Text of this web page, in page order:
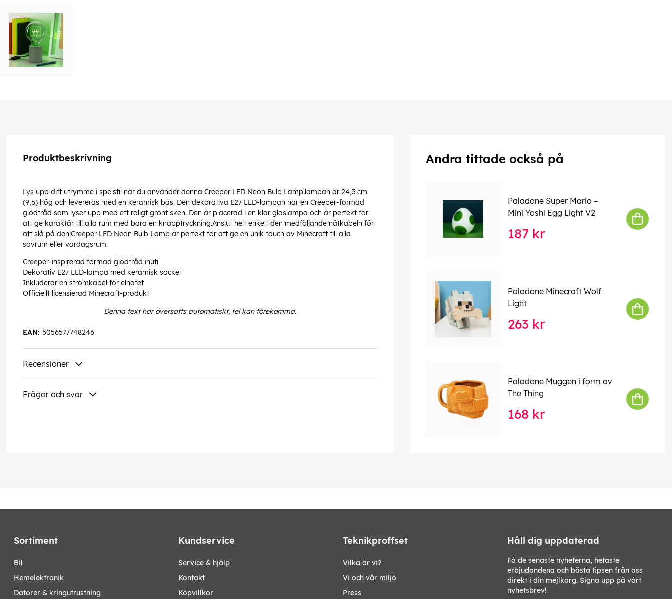
Produktbeskrivning
Lys upp ditt utrymme i spelstil när du använder denna Creeper LED Neon Bulb Lamp.lampan är 24,3 cm
(9,6) hög och levereras med en keramisk bas. Den dekorativa E27 LED-lampan har en Creeper-formad
glödtråd som lyser upp med ett roligt grönt sken. Den är placerad i en klar glaslampa och är perfekt för
att ge karaktär till alla rum med bara en knapptryckning.Anslut helt enkelt den medföljande nätkabeln för
att slå på den!Creeper LED Neon Bulb Lamp är perfekt för att ge en unik touch av Minecraft till alla
sovrum eller vardagsrum.
Creeper-inspirerad formad glödtråd inuti
Dekorativ E27 LED-lampa med keramisk sockel
Inkluderar en strömkabel för elnätet
Officiellt licensierad Minecraft-produkt
Denna text har översatts automatiskt, fel kan förekomma.
5056577748246
EAN:
Recensioner
Frågor och svar
Andra tittade också på
Paladone Super Mario –
Mini Yoshi Egg Light V2
187 kr
Paladone Minecraft Wolf
Light
263 kr
Paladone Muggen i form av
The Thing
168 kr
Sortiment
bil
hemelektronik
datorer & kringutrustning
Kundservice
Service & hjälp
Kontakt
Köpvillkor
Teknikproffset
Vilka är vi?
Vi och vår miljö
Press
Håll dig uppdaterad
Få de senaste nyheterna, hetaste
erbjudandena och bästa tipsen från oss
direkt i din mejlkorg. Signa upp på vårt
nyhetsbrev!